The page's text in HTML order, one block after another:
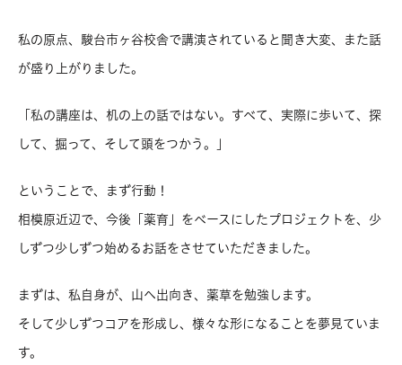
私の原点、駿台市ヶ谷校舎で講演されていると聞き大変、また話
が盛り上がりました。
「私の講座は、机の上の話ではない。すべて、実際に歩いて、探
して、掘って、そして頭をつかう。」
ということで、まず行動！
相模原近辺で、今後「薬育」をベースにしたプロジェクトを、少
しずつ少しずつ始めるお話をさせていただきました。
まずは、私自身が、山へ出向き、薬草を勉強します。
そして少しずつコアを形成し、様々な形になることを夢見ていま
す。